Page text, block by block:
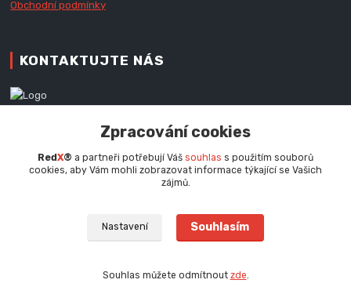
Obchodní podmínky
KONTAKTUJTE NÁS
+420 777 979 111
info@redx.cz
Zpracování cookies
Red X® a partneři potřebují Váš souhlas s použitím souborů
cookies, aby Vám mohli zobrazovat informace týkající se Vašich
zájmů.
Nastavení Souhlasím
Souhlas můžete odmítnout zde.